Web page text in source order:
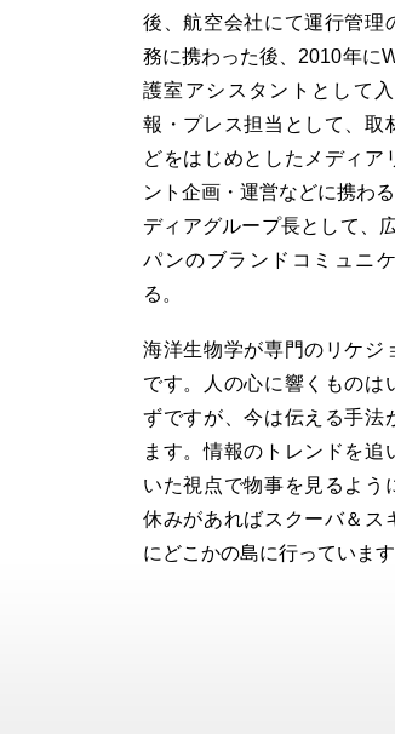
後、航空会社にて運行管理
務に携わった後、2010年に
護室アシスタントとして
報・プレス担当として、取
どをはじめとしたメディア
ント企画・運営などに携わ
ディアグループ長として、
パンのブランドコミュニ
る。
海洋生物学が専門のリケジ
です。人の心に響くものは
ずですが、今は伝える手法
ます。情報のトレンドを追
いた視点で物事を見るよう
休みがあればスクーバ＆ス
にどこかの島に行っていま